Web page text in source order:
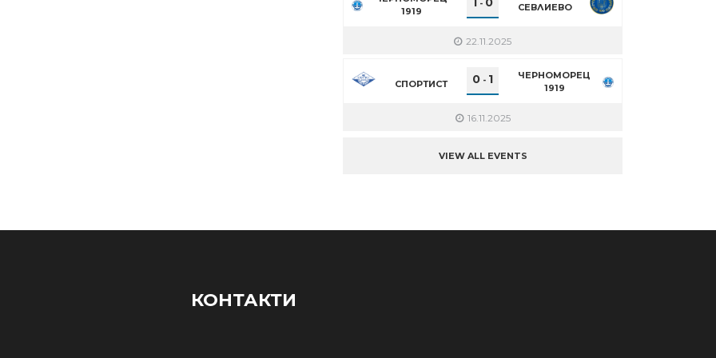
1919
- СЕВЛИЕВО
22.11.2025
СПОРТИСТ 0 - 1
ЧЕРНОМОРЕЦ
1919
16.11.2025
VIEW ALL EVENTS
КОНТАКТИ